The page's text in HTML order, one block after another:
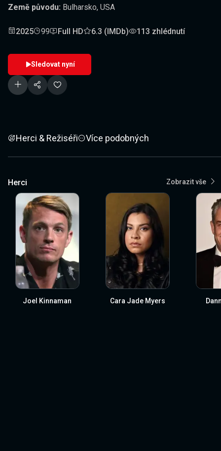
Země původu: Bulharsko, USA
2025 99 Full HD 6.3 (IMDb) 113 zhlédnutí
Sledovat nyní
Herci & Režiséři Více podobných
Herci Zobrazit vše
Joel Kinnaman Cara Jade Myers